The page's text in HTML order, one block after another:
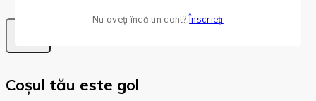
Nu aveți încă un cont?Înscrieți
Coșul tău este gol